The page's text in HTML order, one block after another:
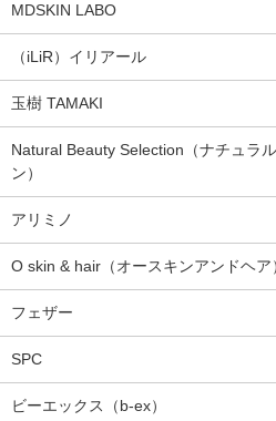
MDSKIN LABO
（iLiR）イリアール
玉樹 TAMAKI
Natural Beauty Selection（ナチュラ
ン）
アリミノ
O skin & hair（オースキンアンドヘア
フェザー
SPC
ビーエックス（b-ex）